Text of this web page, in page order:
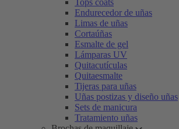
Tops coats
Endurecedor de uñas
Limas de uñas
Cortaúñas
Esmalte de gel
Lámparas UV
Quitacutículas
Quitaesmalte
Tijeras para uñas
Uñas postizas y diseño uñas
Sets de manicura
Tratamiento uñas